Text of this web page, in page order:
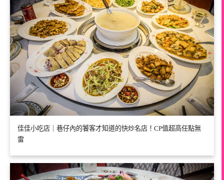
佳佳小吃店｜巷仔內的饕客才知道的快炒名店！CP值超高任點無
雷